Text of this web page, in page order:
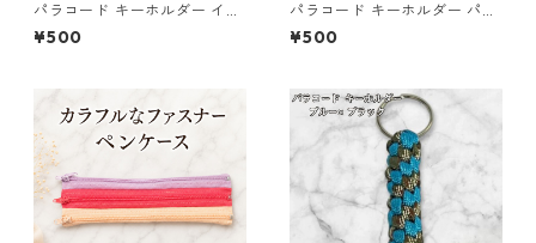
パラコード キーホルダー イエ
ロー ホワイト 編み込み s21
¥500
パラコード キーホルダー パー
プル オレンジ 編み込み s19
¥500